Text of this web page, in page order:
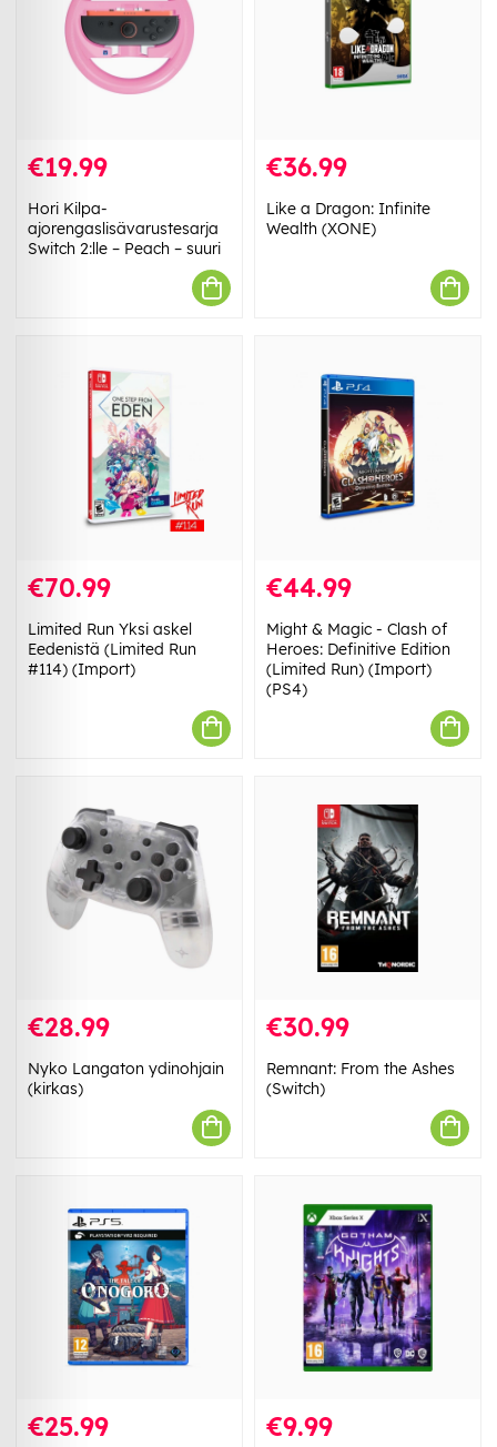
€19.99
Hori Kilpa-
ajorengaslisävarustesarja
Switch 2:lle – Peach – suuri
€36.99
Like a Dragon: Infinite
Wealth (XONE)
€70.99
Limited Run Yksi askel
Eedenistä (Limited Run
#114) (Import)
€44.99
Might & Magic - Clash of
Heroes: Definitive Edition
(Limited Run) (Import)
(PS4)
€28.99
Nyko Langaton ydinohjain
(kirkas)
€30.99
Remnant: From the Ashes
(Switch)
€25.99 €9.99